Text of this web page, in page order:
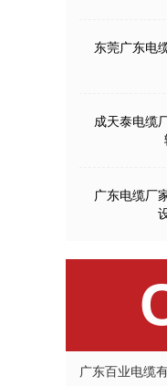
东莞广东电
成天泰电缆
广东电缆厂
广东百业电缆